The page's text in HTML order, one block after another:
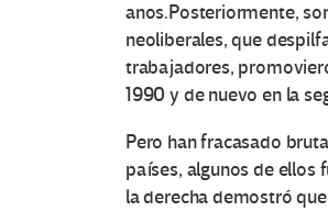
anos.Posteriormente,
neoliberales, que
trabajadores,
1990 y de nuevo en la
Pero han fracasado
países, algunos de ellos
la derecha demostró